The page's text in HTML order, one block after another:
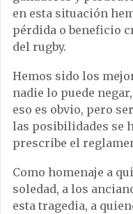
en esta situación
pérdida o beneficio
del rugby.
Hemos sido los
nadie lo puede
eso es obvio, pero
las posibilidades se
prescribe el
Como homenaje a
soledad, a los
esta tragedia, a